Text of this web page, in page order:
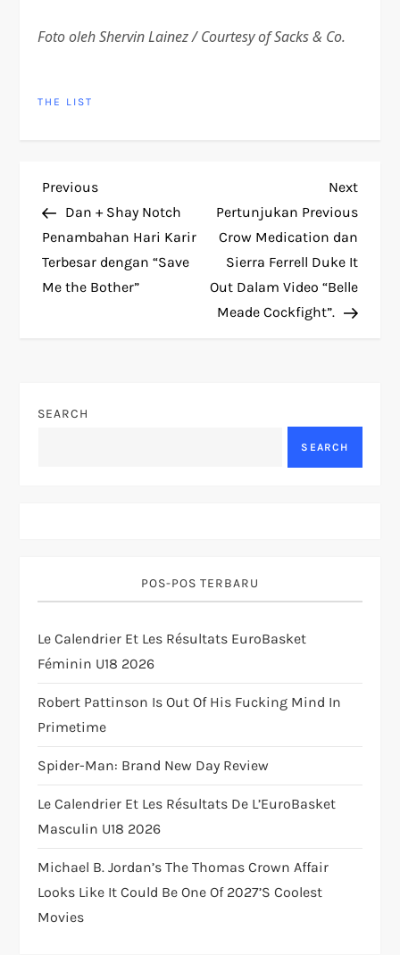
Foto oleh Shervin Lainez / Courtesy of Sacks & Co.
THE LIST
P
o
s
a
t
i
o
n
Previous
Post
Previous
Dan + Shay Notch
Penambahan Hari Karir
Terbesar dengan “Save
Me the Bother”
Next
Post
Next
Pertunjukan Previous
Crow Medication dan
Sierra Ferrell Duke It
Out Dalam Video “Belle
Meade Cockfight”.
SEARCH
SEARCH
POS-POS TERBARU
Le Calendrier Et Les Résultats EuroBasket
Féminin U18 2026
Robert Pattinson Is Out Of His Fucking Mind In
Primetime
Spider-Man: Brand New Day Review
Le Calendrier Et Les Résultats De L’EuroBasket
Masculin U18 2026
Michael B. Jordan’s The Thomas Crown Affair
Looks Like It Could Be One Of 2027’s Coolest
Movies